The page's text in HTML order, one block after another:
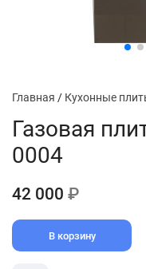
Главная / Кухонные
Газовая
0004
42 000 ₽
В корзину